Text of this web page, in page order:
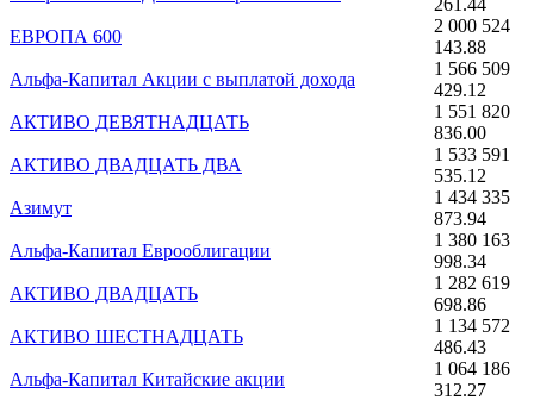
261.44
ЕВРОПА 600
2 000 524
143.88
Альфа-Капитал Акции с выплатой дохода
1 566 509
429.12
АКТИВО ДЕВЯТНАДЦАТЬ
1 551 820
836.00
АКТИВО ДВАДЦАТЬ ДВА
1 533 591
535.12
Азимут
1 434 335
873.94
Альфа-Капитал Еврооблигации
1 380 163
998.34
АКТИВО ДВАДЦАТЬ
1 282 619
698.86
АКТИВО ШЕСТНАДЦАТЬ
1 134 572
486.43
Альфа-Капитал Китайские акции
1 064 186
312.27